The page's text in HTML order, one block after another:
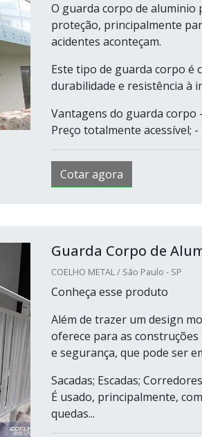
O guarda corpo de aluminio
proteção, principalmente
acidentes aconteçam.
Este tipo de guarda corpo é
durabilidade e resistência à
Vantagens do guarda corpo
Preço totalmente acessível;
Cotar agora
Guarda Corpo de
COELHO METAL / São Paulo - SP
Conheça esse produto
Além de trazer um design
oferece para as
e segurança, que pode ser
Sacadas; Escadas;
É usado, principalmente,
quedas...